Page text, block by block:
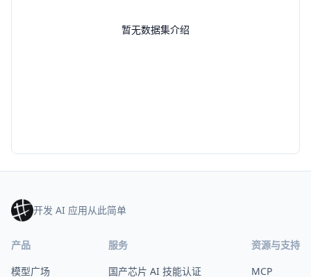
暂无数据集介绍
开发 AI 应用从此简单
产品
模型广场
服务
国产芯片 AI 技能认证
资源与支持
MCP